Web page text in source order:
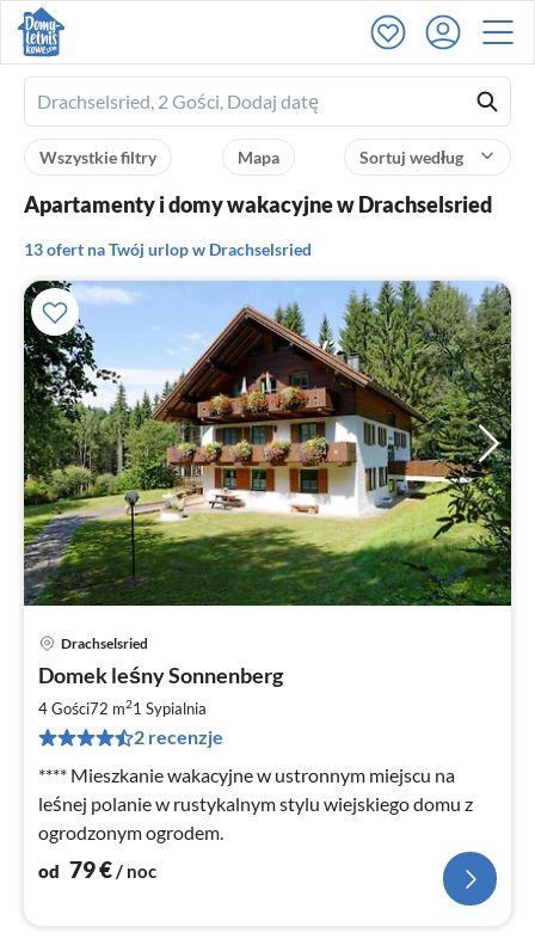
Ferienhausmiete
logo
Sortuj według
Mapa
Wszystkie filtry
Apartamenty i domy wakacyjne w Drachselsried
13 ofert na Twój urlop w Drachselsried
Drachselsried
Domek leśny Sonnenberg
4 Gości72 m21 Sypialnia
2 recenzje
**** Mieszkanie wakacyjne w ustronnym miejscu na
leśnej polanie w rustykalnym stylu wiejskiego domu z
ogrodzonym ogrodem.
od 79€/ noc